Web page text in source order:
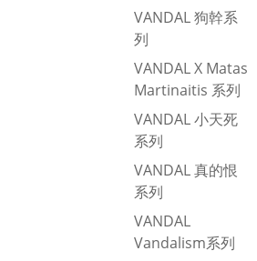
VANDAL 狗幹系
列
VANDAL X Matas
Martinaitis 系列
VANDAL 小天死
系列
VANDAL 真的恨
系列
VANDAL
Vandalism系列